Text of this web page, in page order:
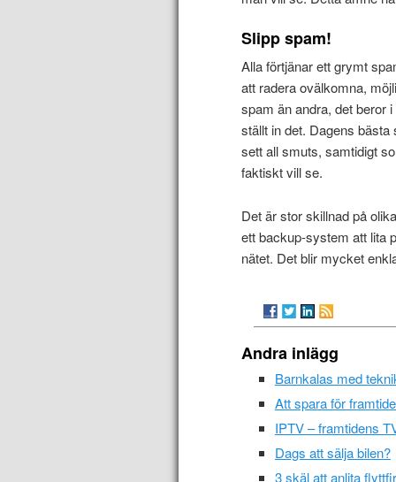
Slipp spam!
Alla förtjänar ett grymt
att radera ovälkomna,
spam än andra, det beror
ställt in det. Dagens
sett all smuts, samtidigt
faktiskt vill se.
Det är stor skillnad på
ett backup-system att lita
nätet. Det blir mycket
Andra inlägg
Barnkalas med
Att spara för
IPTV – framtidens
Dags att sälja bilen?
3 skäl att anlita